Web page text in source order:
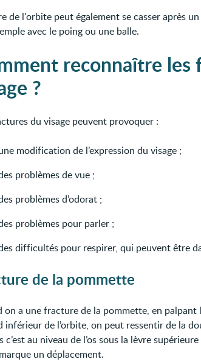
de l'orbite peut également se casser après
avec le poing ou une balle.
reconnaître les
?
du visage peuvent provoquer :
modification de l’expression du visage ;
problèmes de vue ;
problèmes d’odorat ;
problèmes pour parler ;
difficultés pour respirer, qui peuvent être
de la pommette
on a une fracture de la pommette, en palpant
inférieur de l’orbite, on peut ressentir de la
c’est au niveau de l’os sous la lèvre
un déplacement.